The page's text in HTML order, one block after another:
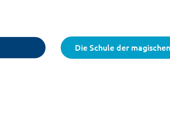
Die Schule der